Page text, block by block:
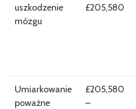
uszkodzenie
mózgu
£205,580
Umiarkowanie
poważne
£205,580
–